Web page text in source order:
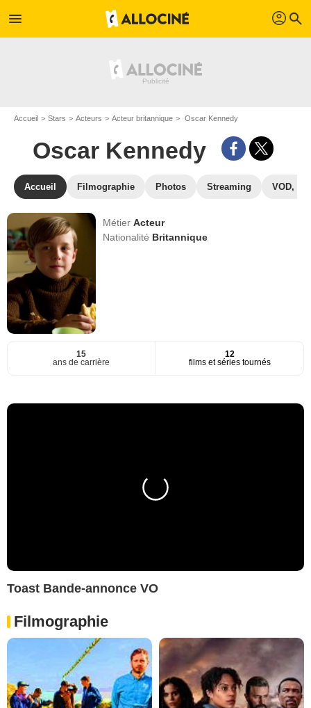
menu profil search
Accueil Stars Acteurs Acteur britannique Oscar Kennedy
Oscar Kennedy
Accueil Filmographie Photos Streaming VOD,
MétierActeur
Nationalité Britannique
15
ans de carrière
12
films et séries tournés
Toast Bande-annonce VO
Filmographie